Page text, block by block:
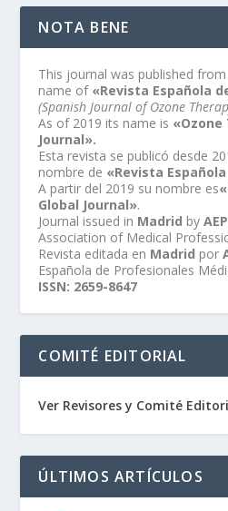
NOTA BENE
This journal was published
name of «Revista Española
(Spanish Journal of Ozone
As of 2019 its name is «Ozone
Journal».
Esta revista se publicó desde
nombre de «Revista
A partir del 2019 su nombre es
Global Journal».
Journal issued in Madrid by
Association of Medical
Revista editada en Madrid por
Española de Profesionales
ISSN: 2659-8647
COMITÉ EDITORIAL
Ver Revisores y Comité
ÚLTIMOS ARTÍCULOS